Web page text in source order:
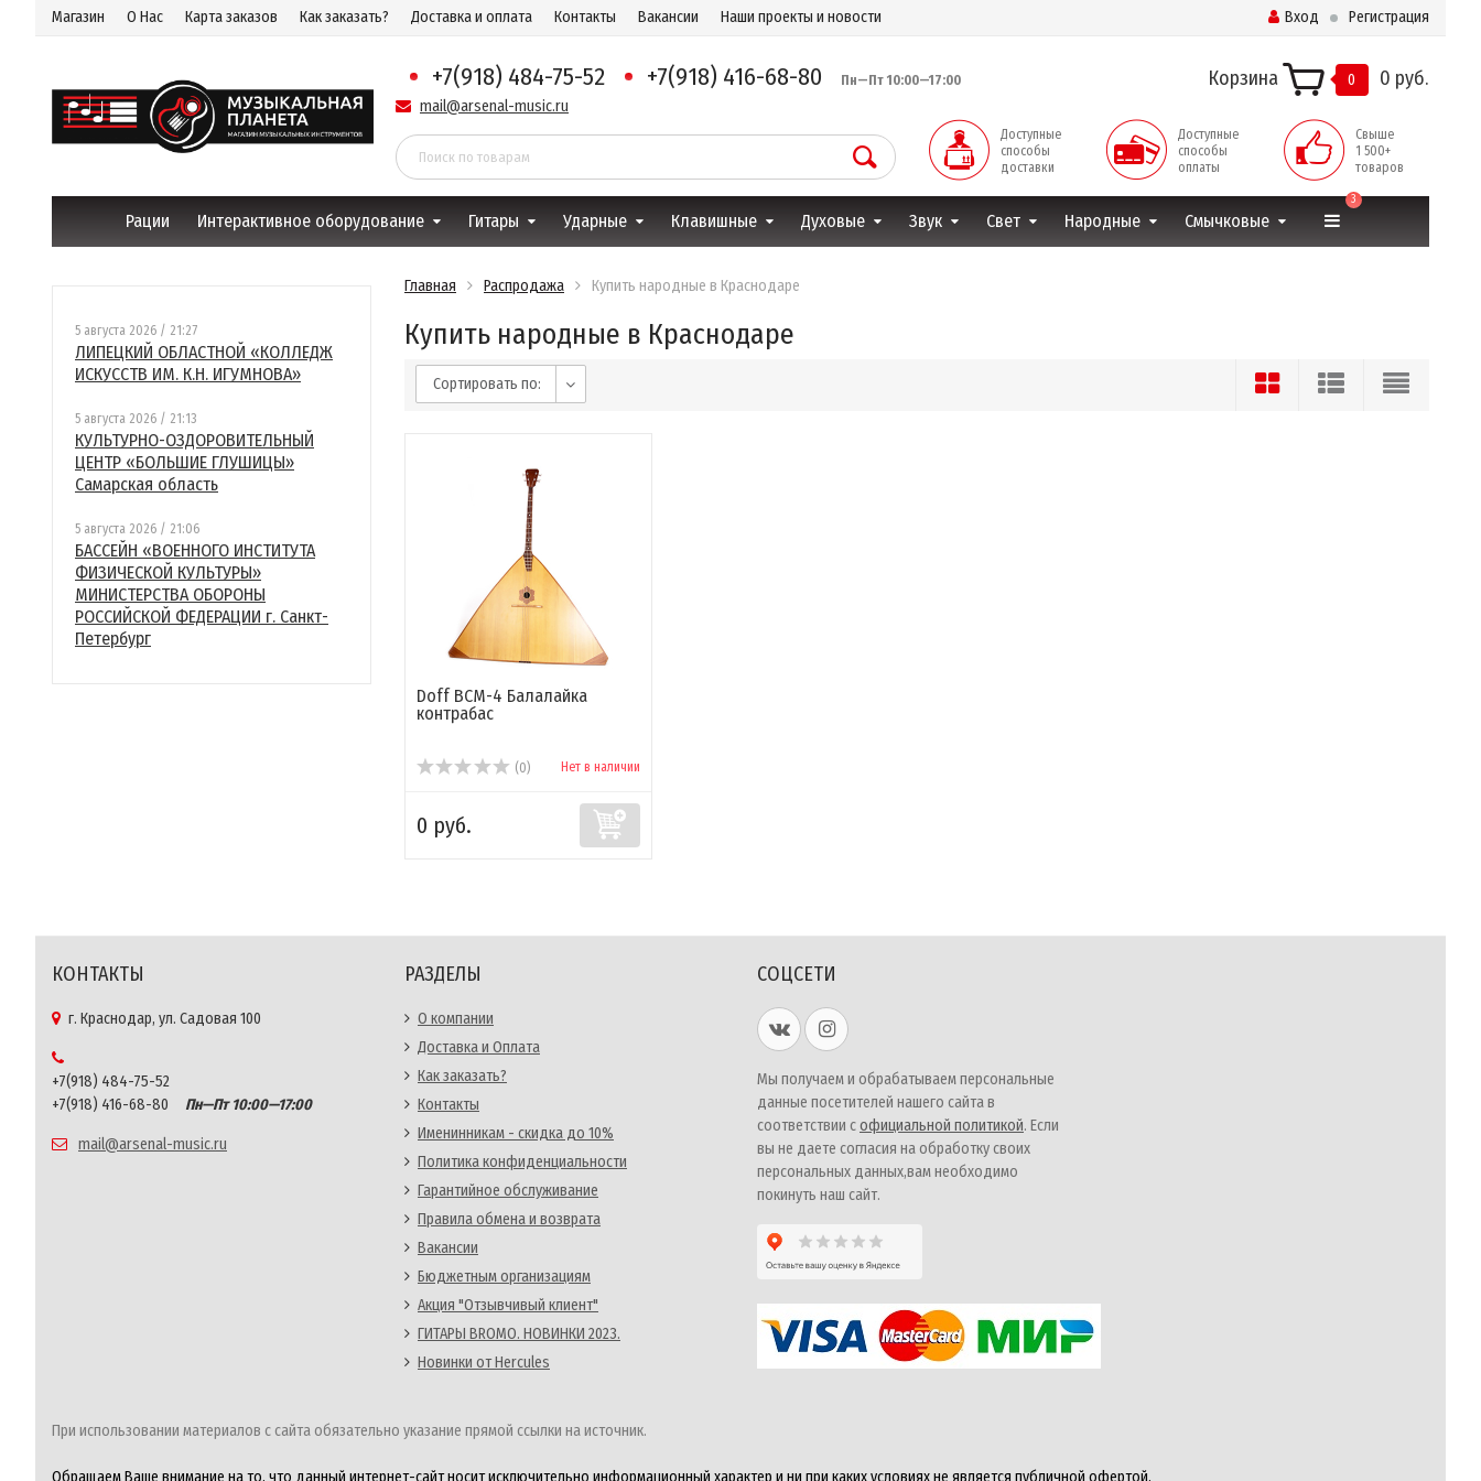
Магазин О Нас Карта заказов Как заказать? Доставка и оплата Контакты Вакансии Наши проекты и новости Вход Регистрация
+7(918) 484-75-52 +7(918) 416-68-80 Пн—Пт 10:00—17:00
mail@arsenal-music.ru
Корзина 0 0 руб.
Доступные
способы
доставки
Доступные
способы
оплаты
Свыше
1 500+
товаров
Рации Интерактивное оборудование Гитары Ударные Клавишные Духовые Звук Свет Народные Смычковые
3
5 августа 2026 / 21:27
ЛИПЕЦКИЙ ОБЛАСТНОЙ «КОЛЛЕДЖ
ИСКУССТВ ИМ. К.Н. ИГУМНОВА»
5 августа 2026 / 21:13
КУЛЬТУРНО-ОЗДОРОВИТЕЛЬНЫЙ
ЦЕНТР «БОЛЬШИЕ ГЛУШИЦЫ»
Самарская область
5 августа 2026 / 21:06
БАССЕЙН «ВОЕННОГО ИНСТИТУТА
ФИЗИЧЕСКОЙ КУЛЬТУРЫ»
МИНИСТЕРСТВА ОБОРОНЫ
РОССИЙСКОЙ ФЕДЕРАЦИИ г. Санкт-
Петербург
Главная Распродажа Купить народные в Краснодаре
Купить народные в Краснодаре
Сортировать по:
Doff BCM-4 Балалайка
контрабас
(0) Нет в наличии
0 руб.
КОНТАКТЫ
г. Краснодар, ул. Садовая 100
+7(918) 484-75-52
+7(918) 416-68-80
Пн—Пт 10:00—17:00
mail@arsenal-music.ru
РАЗДЕЛЫ
О компании
Доставка и Оплата
Как заказать?
Контакты
Именинникам - скидка до 10%
Политика конфиденциальности
Гарантийное обслуживание
Правила обмена и возврата
Вакансии
Бюджетным организациям
Акция "Отзывчивый клиент"
ГИТАРЫ BROMO. НОВИНКИ 2023.
Новинки от Hercules
СОЦСЕТИ
Мы получаем и обрабатываем персональные
данные посетителей нашего сайта в
соответствии софициальной политикой. Если
вы не даете согласия на обработку своих
персональных данных,вам необходимо
покинуть наш сайт.
При использовании материалов с сайта обязательно указание прямой ссылки на источник.
Обращаем Ваше внимание на то, что данный интернет-сайт носит исключительно информационный характер и ни при каких условиях не является публичной офертой,